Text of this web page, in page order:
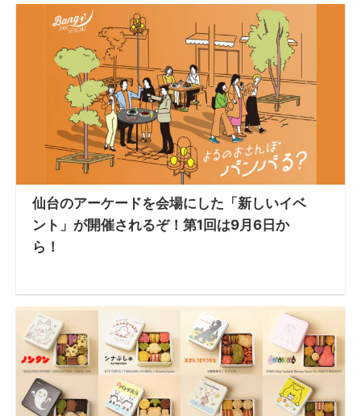
仙台のアーケードを会場にした「新しいイベ
ント」が開催されるぞ！第1回は9月6日か
ら！